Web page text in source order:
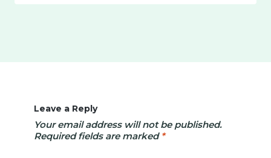
Leave a Reply
Your email address will not be published.
Required fields are marked *